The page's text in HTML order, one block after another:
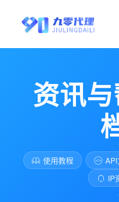
资讯
使用教程
IP